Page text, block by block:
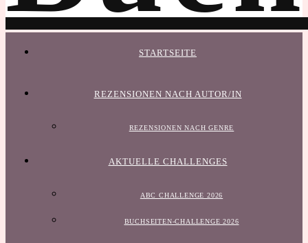
STARTSEITE
REZENSIONEN NACH AUTOR/IN
REZENSIONEN NACH GENRE
AKTUELLE CHALLENGES
ABC CHALLENGE 2026
BUCHSEITEN-CHALLENGE 2026